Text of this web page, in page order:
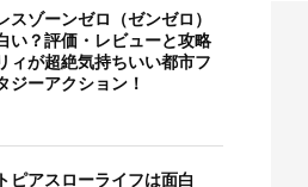
スゾーンゼロ（ゼンゼロ）
い？評価・レビューと攻略
ィが超絶気持ちいい都市フ
ジーアクション！
ピアスローライフは面白